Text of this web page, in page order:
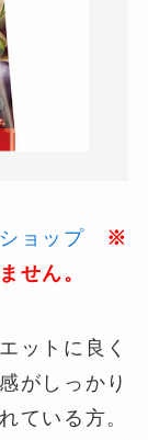
ョップ
※
せん。
ットに良く
がしっかり
ている方。